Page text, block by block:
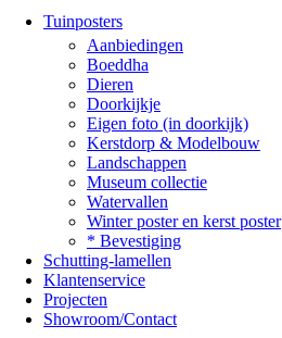
Tuinposters
Aanbiedingen
Boeddha
Dieren
Doorkijkje
Eigen foto (in doorkijk)
Kerstdorp & Modelbouw
Landschappen
Museum collectie
Watervallen
Winter poster en kerst poster
* Bevestiging
Schutting-lamellen
Klantenservice
Projecten
Showroom/Contact